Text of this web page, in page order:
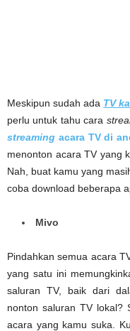
Meskipun sudah ada TV
perlu untuk tahu cara
streaming acara TV di
menonton acara TV yang
Nah, buat kamu yang
coba download beberapa
Mivo
Pindahkan semua acara
yang satu ini
saluran TV, baik dari
nonton saluran TV lokal?
acara yang kamu suka.